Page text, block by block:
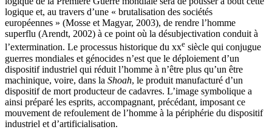
logique et, au travers d’une « brutalisation des sociétés
européennes » (Mosse et Magyar, 2003), de rendre l’homme
superflu (Arendt, 2002) à ce point où la désubjectivation conduit à
l’extermination. Le processus historique du xxe siècle qui conjugue
guerres mondiales et génocides n’est que le déploiement d’un
dispositif industriel qui réduit l’homme à n’être plus qu’un être
machinique, voire, dans la Shoah, le produit manufacturé d’un
dispositif de mort producteur de cadavres. L’image symbolique a
ainsi préparé les esprits, accompagnant, précédant, imposant ce
mouvement de refoulement de l’homme à la périphérie du dispositif
industriel et d’artificialisation.